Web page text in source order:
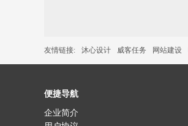
友情链接: 沐心设计 威客任务 网站建设
便捷导航
企业简介